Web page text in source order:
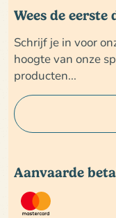
Wees de eerste
Schrijf je in voor
hoogte van onze
producten...
Aanvaarde